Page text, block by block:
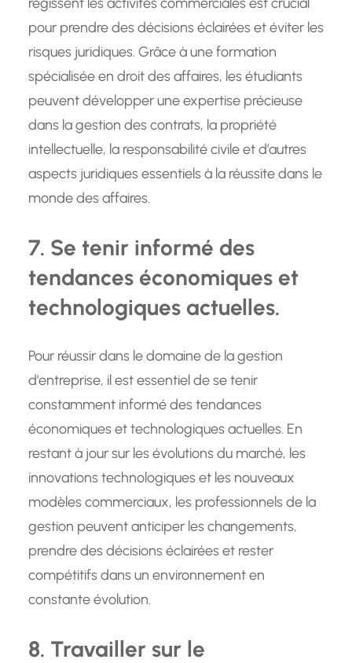
pour prendre des décisions éclairées et éviter les
risques juridiques. Grâce à une formation
spécialisée en droit des affaires, les étudiants
peuvent développer une expertise précieuse
dans la gestion des contrats, la propriété
intellectuelle, la responsabilité civile et d’autres
aspects juridiques essentiels à la réussite dans le
monde des affaires.
7. Se tenir informé des
tendances économiques et
technologiques actuelles.
Pour réussir dans le domaine de la gestion
d’entreprise, il est essentiel de se tenir
constamment informé des tendances
économiques et technologiques actuelles. En
restant à jour sur les évolutions du marché, les
innovations technologiques et les nouveaux
modèles commerciaux, les professionnels de la
gestion peuvent anticiper les changements,
prendre des décisions éclairées et rester
compétitifs dans un environnement en
constante évolution.
8. Travailler sur le